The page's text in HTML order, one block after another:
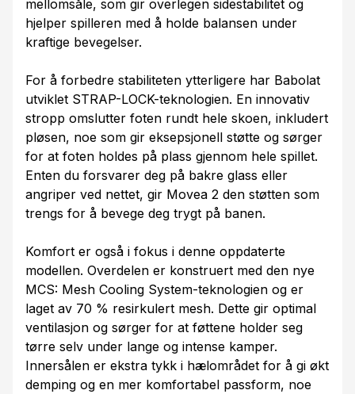
mellomsåle, som gir overlegen sidestabilitet og
hjelper spilleren med å holde balansen under
kraftige bevegelser.
For å forbedre stabiliteten ytterligere har Babolat
utviklet STRAP-LOCK-teknologien. En innovativ
stropp omslutter foten rundt hele skoen, inkludert
pløsen, noe som gir eksepsjonell støtte og sørger
for at foten holdes på plass gjennom hele spillet.
Enten du forsvarer deg på bakre glass eller
angriper ved nettet, gir Movea 2 den støtten som
trengs for å bevege deg trygt på banen.
Komfort er også i fokus i denne oppdaterte
modellen. Overdelen er konstruert med den nye
MCS: Mesh Cooling System-teknologien og er
laget av 70 % resirkulert mesh. Dette gir optimal
ventilasjon og sørger for at føttene holder seg
tørre selv under lange og intense kamper.
Innersålen er ekstra tykk i hælområdet for å gi økt
demping og en mer komfortabel passform, noe